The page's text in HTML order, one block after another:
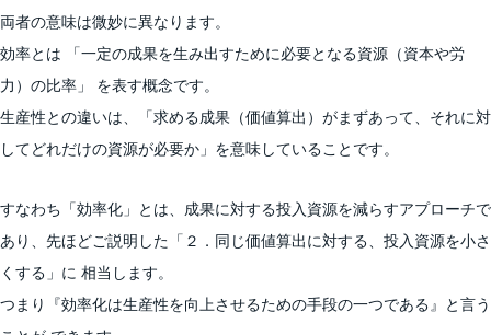
両者の意味は微妙に異なります。
効率とは 「一定の成果を生み出すために必要となる資源（資本や労
力）の比率」 を表す概念です。
生産性との違いは、「求める成果（価値算出）がまずあって、それに対
してどれだけの資源が必要か」を意味していることです。
すなわち「効率化」とは、成果に対する投入資源を減らすアプローチで
あり、先ほどご説明した「２．同じ価値算出に対する、投入資源を小さ
くする」に 相当します。
つまり『効率化は生産性を向上させるための手段の一つである』と言う